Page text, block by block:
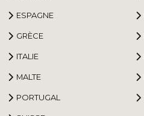
ESPAGNE
GRÈCE
ITALIE
MALTE
PORTUGAL